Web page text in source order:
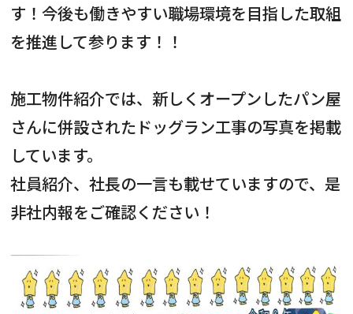
す！今後も働きやすい職場環境を目指した取組
を推進して参ります！！
施工物件紹介では、新しくオープンしたパン屋
さんに併設されたドッグラン工事の写真を掲載
しています。
社員紹介、社長の一言も載せていますので、是
非社内報をご確認ください！